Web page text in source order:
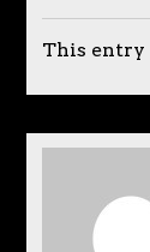
This entry